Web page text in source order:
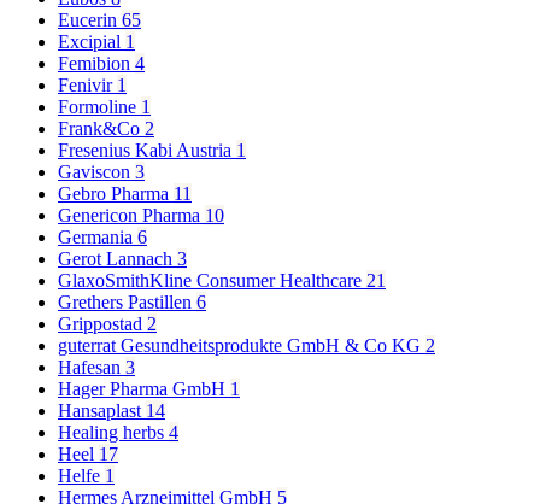
Eucerin 65
Excipial 1
Femibion 4
Fenivir 1
Formoline 1
Frank&Co 2
Fresenius Kabi Austria 1
Gaviscon 3
Gebro Pharma 11
Genericon Pharma 10
Germania 6
Gerot Lannach 3
GlaxoSmithKline Consumer Healthcare 21
Grethers Pastillen 6
Grippostad 2
guterrat Gesundheitsprodukte GmbH & Co KG 2
Hafesan 3
Hager Pharma GmbH 1
Hansaplast 14
Healing herbs 4
Heel 17
Helfe 1
Hermes Arzneimittel GmbH 5